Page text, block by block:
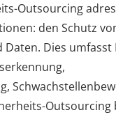
Outsourcing
den Schutz
Dies umfasst
Outsourcing